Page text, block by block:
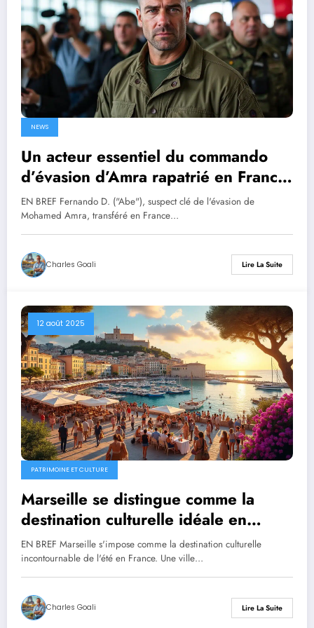
NEWS
Un acteur essentiel du commando
d’évasion d’Amra rapatrié en France
ce jeudi
EN BREF Fernando D. ("Abe"), suspect clé de l'évasion de
Mohamed Amra, transféré en France…
Charles Goali Lire La Suite
12 août 2025
PATRIMOINE ET CULTURE
Marseille se distingue comme la
destination culturelle idéale en
France pour cet été
EN BREF Marseille s'impose comme la destination culturelle
incontournable de l'été en France. Une ville…
Charles Goali Lire La Suite